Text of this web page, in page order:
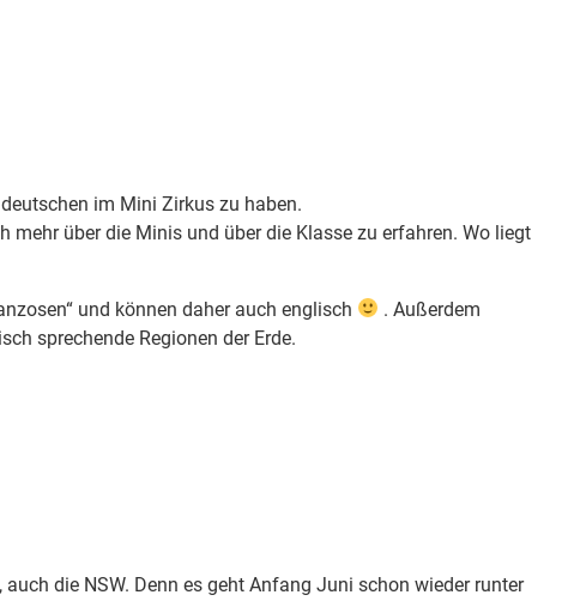
im Mini Zirkus zu haben.
mehr über die Minis und über die Klasse zu erfahren. Wo liegt
und können daher auch englisch
. Außerdem
sprechende Regionen der Erde.
die NSW. Denn es geht Anfang Juni schon wieder runter